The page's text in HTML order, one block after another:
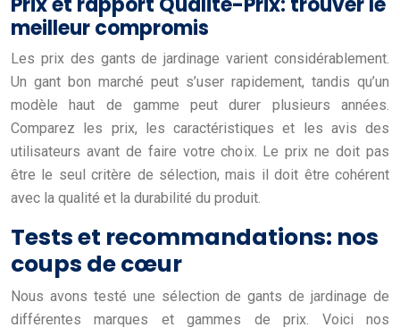
meilleur compromis
Les prix des gants de jardinage varient considérablement.
Un gant bon marché peut s’user rapidement, tandis qu’un
modèle haut de gamme peut durer plusieurs années.
Comparez les prix, les caractéristiques et les avis des
utilisateurs avant de faire votre choix. Le prix ne doit pas
être le seul critère de sélection, mais il doit être cohérent
avec la qualité et la durabilité du produit.
Tests et recommandations: nos
coups de cœur
Nous avons testé une sélection de gants de jardinage de
différentes marques et gammes de prix. Voici nos